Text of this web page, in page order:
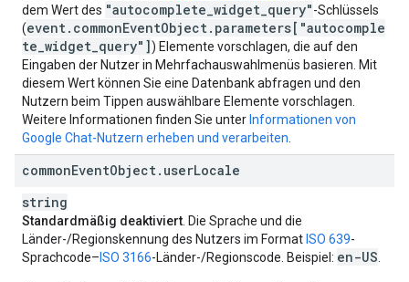
dem Wert des "autocomplete_widget_query"-Schlüssels
(event.commonEventObject.parameters["autocomple
te_widget_query"]) Elemente vorschlagen, die auf den
Eingaben der Nutzer in Mehrfachauswahlmenüs basieren. Mit
diesem Wert können Sie eine Datenbank abfragen und den
Nutzern beim Tippen auswählbare Elemente vorschlagen.
Weitere Informationen finden Sie unter Informationen von
Google Chat-Nutzern erheben und verarbeiten
commonEventObject. userLocale
string
Standardmäßig deaktiviert . Die Sprache und die
Länder-/Regionskennung des Nutzers im Format ISO 639-
Sprachcode– ISO 3166-Länder-/Regionscode. Beispiel: en-US